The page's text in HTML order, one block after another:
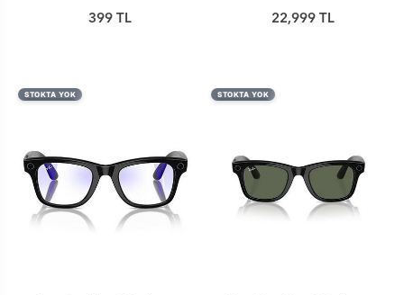
399 TL
RW4008
22,999 TL
STOKTA YOK STOKTA YOK